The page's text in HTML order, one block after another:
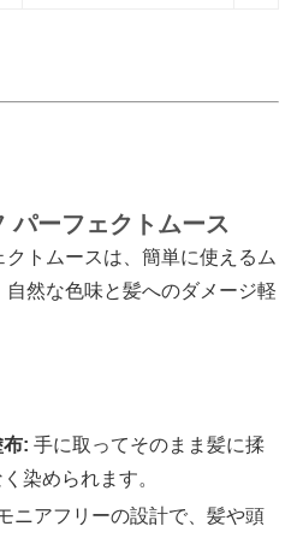
パーフェクトムース
トムースは、簡単に使えるム
然な色味と髪へのダメージ軽
: 手に取ってそのまま髪に揉
染められます。
ニアフリーの設計で、髪や頭